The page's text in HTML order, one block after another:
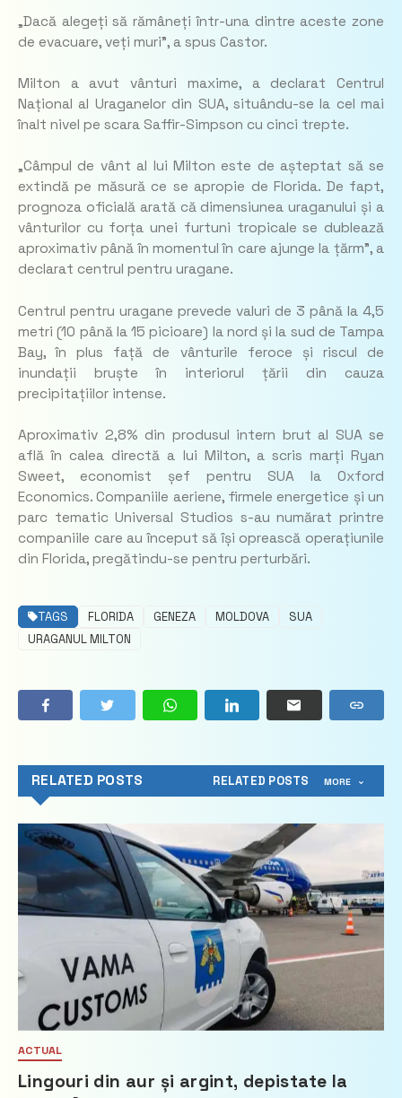
„Dacă alegeți să rămâneți într-una dintre aceste zone
de evacuare, veți muri”, a spus Castor.
Milton a avut vânturi maxime, a declarat Centrul
Național al Uraganelor din SUA, situându-se la cel mai
înalt nivel pe scara Saffir-Simpson cu cinci trepte.
„Câmpul de vânt al lui Milton este de așteptat să se
extindă pe măsură ce se apropie de Florida. De fapt,
prognoza oficială arată că dimensiunea uraganului și a
vânturilor cu forța unei furtuni tropicale se dublează
aproximativ până în momentul în care ajunge la țărm”, a
declarat centrul pentru uragane.
Centrul pentru uragane prevede valuri de 3 până la 4,5
metri (10 până la 15 picioare) la nord și la sud de Tampa
Bay, în plus față de vânturile feroce și riscul de
inundații bruște în interiorul țării din cauza
precipitațiilor intense.
Aproximativ 2,8% din produsul intern brut al SUA se
află în calea directă a lui Milton, a scris marți Ryan
Sweet, economist șef pentru SUA la Oxford
Economics. Companiile aeriene, firmele energetice și un
parc tematic Universal Studios s-au numărat printre
companiile care au început să își oprească operațiunile
din Florida, pregătindu-se pentru perturbări.
TAGS FLORIDA GENEZA MOLDOVA
SUA
URAGANUL MILTON
RELATED POSTS RELATED POSTS MORE
ACTUAL
Lingouri din aur și argint, depistate la